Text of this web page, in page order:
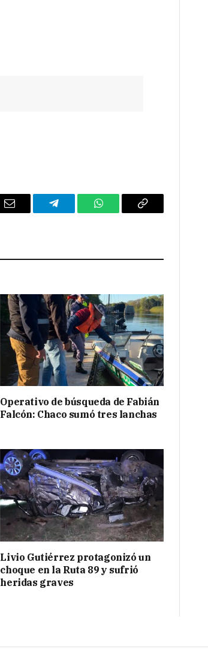
Email Telegram WhatsAppCopy
Operativo de búsqueda de Fabián
Falcón: Chaco sumó tres lanchas
Livio Gutiérrez protagonizó un
choque en la Ruta 89 y sufrió
heridas graves